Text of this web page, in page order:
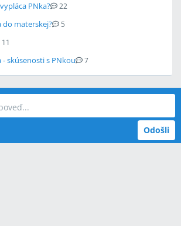
PNka? 22
do materskej? 5
11
skúsenosti s PNkou 7
Odošli